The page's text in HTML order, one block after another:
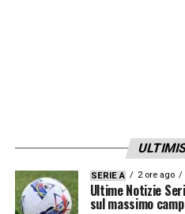
SERIE A 2 ore ago
Ultime Notizie
sul massimo